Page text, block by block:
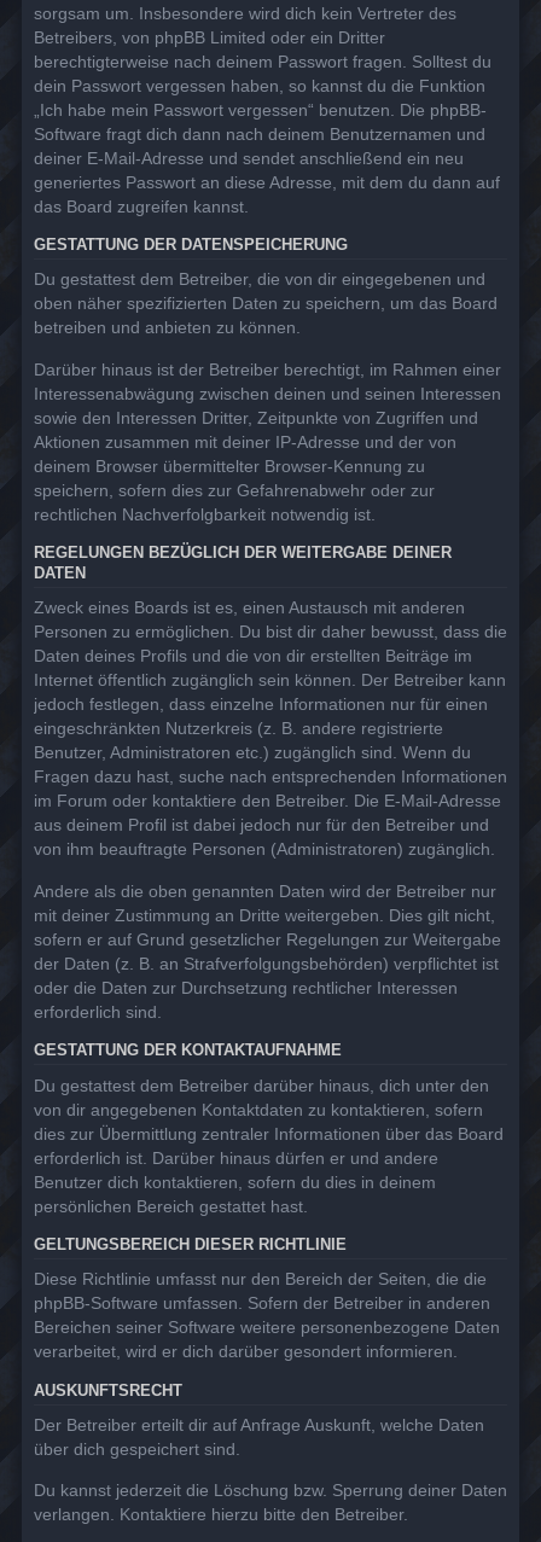
sorgsam um. Insbesondere wird dich kein Vertreter des
Betreibers, von phpBB Limited oder ein Dritter
berechtigterweise nach deinem Passwort fragen. Solltest du
dein Passwort vergessen haben, so kannst du die Funktion
„Ich habe mein Passwort vergessen“ benutzen. Die phpBB-
Software fragt dich dann nach deinem Benutzernamen und
deiner E-Mail-Adresse und sendet anschließend ein neu
generiertes Passwort an diese Adresse, mit dem du dann auf
das Board zugreifen kannst.
GESTATTUNG DER DATENSPEICHERUNG
Du gestattest dem Betreiber, die von dir eingegebenen und
oben näher spezifizierten Daten zu speichern, um das Board
betreiben und anbieten zu können.
Darüber hinaus ist der Betreiber berechtigt, im Rahmen einer
Interessenabwägung zwischen deinen und seinen Interessen
sowie den Interessen Dritter, Zeitpunkte von Zugriffen und
Aktionen zusammen mit deiner IP-Adresse und der von
deinem Browser übermittelter Browser-Kennung zu
speichern, sofern dies zur Gefahrenabwehr oder zur
rechtlichen Nachverfolgbarkeit notwendig ist.
REGELUNGEN BEZÜGLICH DER WEITERGABE DEINER
DATEN
Zweck eines Boards ist es, einen Austausch mit anderen
Personen zu ermöglichen. Du bist dir daher bewusst, dass die
Daten deines Profils und die von dir erstellten Beiträge im
Internet öffentlich zugänglich sein können. Der Betreiber kann
jedoch festlegen, dass einzelne Informationen nur für einen
eingeschränkten Nutzerkreis (z. B. andere registrierte
Benutzer, Administratoren etc.) zugänglich sind. Wenn du
Fragen dazu hast, suche nach entsprechenden Informationen
im Forum oder kontaktiere den Betreiber. Die E-Mail-Adresse
aus deinem Profil ist dabei jedoch nur für den Betreiber und
von ihm beauftragte Personen (Administratoren) zugänglich.
Andere als die oben genannten Daten wird der Betreiber nur
mit deiner Zustimmung an Dritte weitergeben. Dies gilt nicht,
sofern er auf Grund gesetzlicher Regelungen zur Weitergabe
der Daten (z. B. an Strafverfolgungsbehörden) verpflichtet ist
oder die Daten zur Durchsetzung rechtlicher Interessen
erforderlich sind.
GESTATTUNG DER KONTAKTAUFNAHME
Du gestattest dem Betreiber darüber hinaus, dich unter den
von dir angegebenen Kontaktdaten zu kontaktieren, sofern
dies zur Übermittlung zentraler Informationen über das Board
erforderlich ist. Darüber hinaus dürfen er und andere
Benutzer dich kontaktieren, sofern du dies in deinem
persönlichen Bereich gestattet hast.
GELTUNGSBEREICH DIESER RICHTLINIE
Diese Richtlinie umfasst nur den Bereich der Seiten, die die
phpBB-Software umfassen. Sofern der Betreiber in anderen
Bereichen seiner Software weitere personenbezogene Daten
verarbeitet, wird er dich darüber gesondert informieren.
AUSKUNFTSRECHT
Der Betreiber erteilt dir auf Anfrage Auskunft, welche Daten
über dich gespeichert sind.
Du kannst jederzeit die Löschung bzw. Sperrung deiner Daten
verlangen. Kontaktiere hierzu bitte den Betreiber.